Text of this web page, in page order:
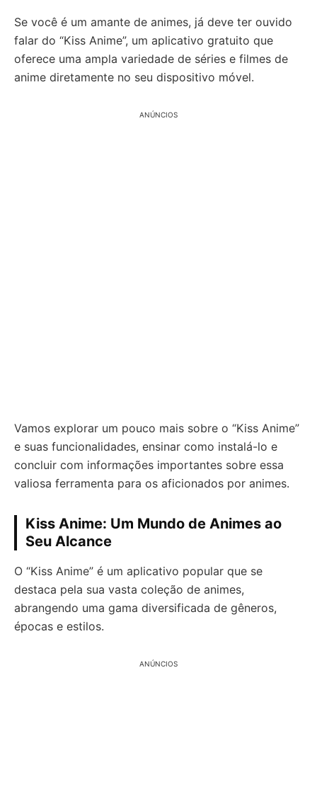
Se você é um amante de animes, já deve ter ouvido
falar do “Kiss Anime”, um aplicativo gratuito que
oferece uma ampla variedade de séries e filmes de
anime diretamente no seu dispositivo móvel.
ANÚNCIOS
Vamos explorar um pouco mais sobre o “Kiss Anime”
e suas funcionalidades, ensinar como instalá-lo e
concluir com informações importantes sobre essa
valiosa ferramenta para os aficionados por animes.
Kiss Anime: Um Mundo de Animes ao
Seu Alcance
O “Kiss Anime” é um aplicativo popular que se
destaca pela sua vasta coleção de animes,
abrangendo uma gama diversificada de gêneros,
épocas e estilos.
ANÚNCIOS